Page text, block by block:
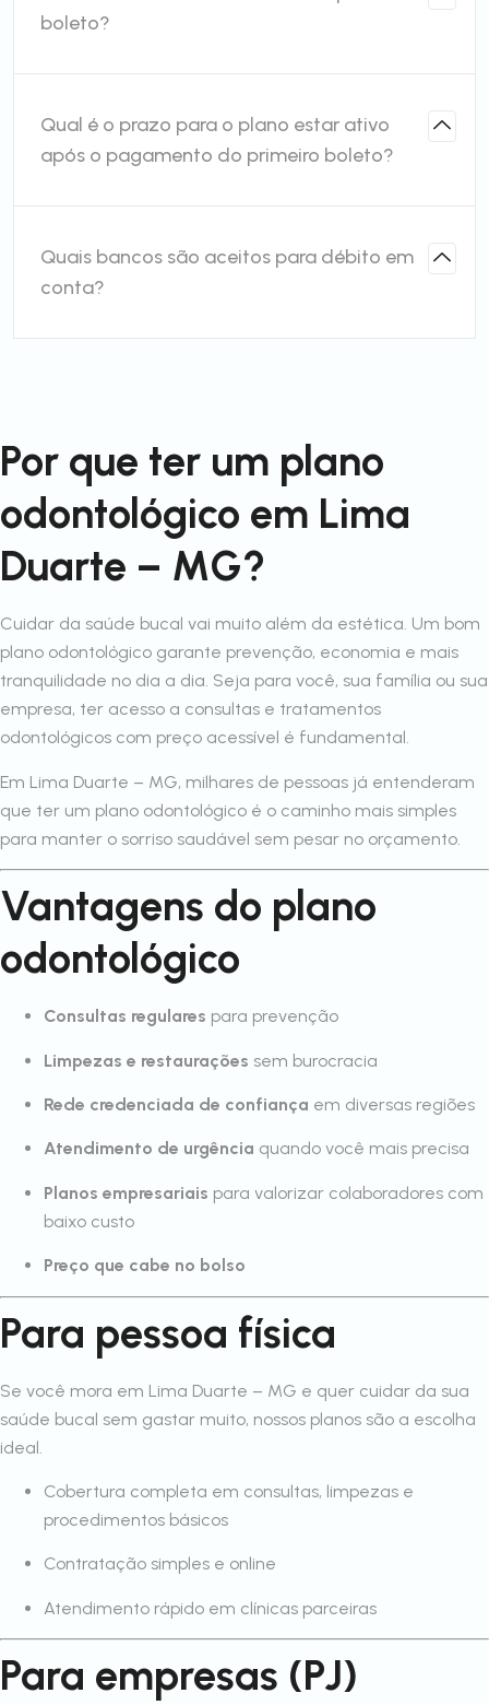
boleto?
Qual é o prazo para o plano estar ativo
após o pagamento do primeiro boleto?
Quais bancos são aceitos para débito em
conta?
Por que ter um plano
odontológico em Lima
Duarte – MG?
Cuidar da saúde bucal vai muito além da estética. Um bom
plano odontológico garante prevenção, economia e mais
tranquilidade no dia a dia. Seja para você, sua família ou sua
empresa, ter acesso a consultas e tratamentos
odontológicos com preço acessível é fundamental.
Em Lima Duarte – MG, milhares de pessoas já entenderam
que ter um plano odontológico é o caminho mais simples
para manter o sorriso saudável sem pesar no orçamento.
Vantagens do plano
odontológico
Consultas regulares para prevenção
Limpezas e restaurações sem burocracia
Rede credenciada de confiança em diversas regiões
Atendimento de urgência quando você mais precisa
Planos empresariais para valorizar colaboradores com
baixo custo
Preço que cabe no bolso
Para pessoa física
Se você mora em Lima Duarte – MG e quer cuidar da sua
saúde bucal sem gastar muito, nossos planos são a escolha
ideal.
Cobertura completa em consultas, limpezas e
procedimentos básicos
Contratação simples e online
Atendimento rápido em clínicas parceiras
Para empresas (PJ)